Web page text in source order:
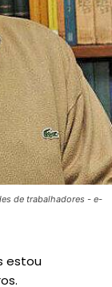
de trabalhadores - e-
estou